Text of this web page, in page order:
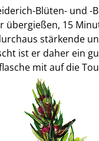
Blüten- und
15
stärkende
ist er daher ein
mit auf die